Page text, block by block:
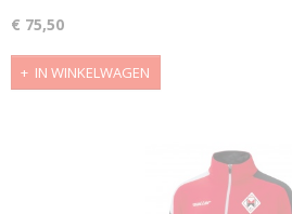
€ 75,50
IN WINKELWAGEN